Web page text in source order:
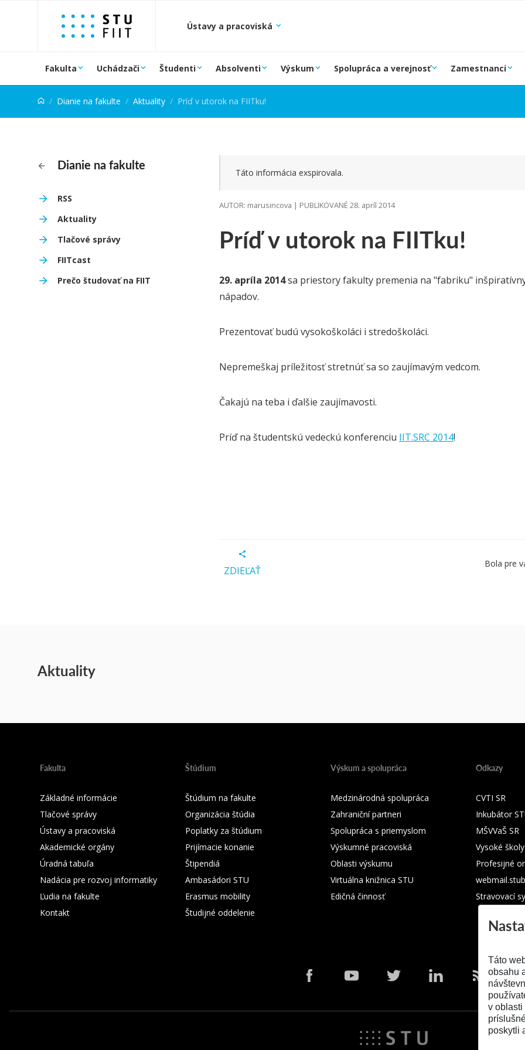
Prejsť na obsah
Ústavy a pracoviská
Fakulta Uchádzači Študenti Absolventi Výskum Spolupráca a verejnosť Zamestnanci
Dianie na fakulte Aktuality Príď v utorok na FIITku!
Dianie na fakulte
RSS
Aktuality
Tlačové správy
FIITcast
Prečo študovať na FIIT
Príď v utorok na FIITku!
Táto informácia exspirovala.
AUTOR: marusincova | PUBLIKOVANÉ 28. apríl 2014
29. apríla 2014sa priestory fakulty premenia na "fabriku"
nápadov.
Prezentovať budú vysokoškoláci i stredoškoláci.
Nepremeškaj príležitosť stretnúť sa so zaujímavým vedcom.
Čakajú na teba i ďalšie zaujímavosti.
Príď na študentskú vedeckú konferenciu IIT.SRC 2014!
ZDIEĽAŤ
Bola pre
Aktuality
Fakulta
Základné informácie
Tlačové správy
Ústavy a pracoviská
Akademické orgány
Úradná tabuľa
Nadácia pre rozvoj informatiky
Ľudia na fakulte
Kontakt
Štúdium
Štúdium na fakulte
Organizácia štúdia
Poplatky za štúdium
Prijímacie konanie
Štipendiá
Ambasádori STU
Erasmus mobility
Študijné oddelenie
Výskum a spolupráca
Medzinárodná spolupráca
Zahraniční partneri
Spolupráca s priemyslom
Výskumné pracoviská
Oblasti výskumu
Virtuálna knižnica STU
Edičná činnosť
Odkazy
CVTI SR
Inkubátor
MŠVVaŠ SR
Vysoké
Profesijné
Stravovací
Táto
obsahu
v oblasti
poskytli